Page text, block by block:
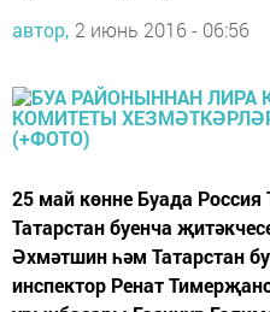
автор, 2 июнь 2016 - 06:56
25 май көнне Буада
Татарстан буенча
Әхмәтшин һәм Татарстан
инспектор Ренат